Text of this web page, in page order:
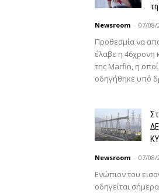
Newsroom - 07/08/
Πρoθεσμία να
έλαβε η 46χρονη
της Marfin, η
οδηγήθηκε υπό
Newsroom - 07/08/
Ενώπιον του
οδηγείται